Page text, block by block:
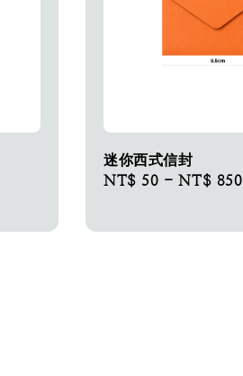
迷你西式信封
Regular
NT$ 50 -NT$ 850